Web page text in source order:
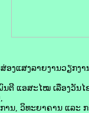
ແສງລາຍງານວຽກງານ
ຕີ ແອສະໄໝ ເລືອງວັນ
ານ, ວິທະຍາຄານ ແລະ